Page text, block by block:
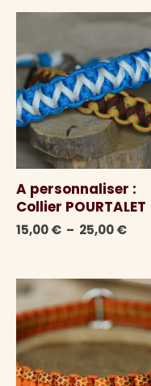
A personnaliser :
Collier POURTALET
15,00€ – 25,00€
à